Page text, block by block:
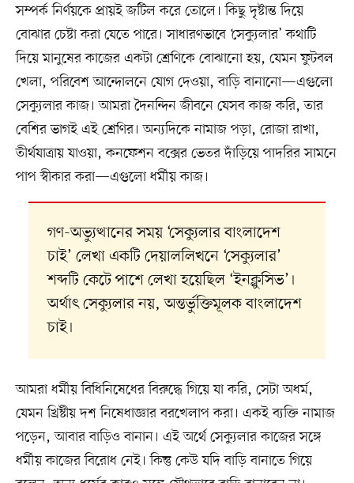
সম্পর্ক নির্ণয়কে প্রায়ই জটিল করে তোলে। কিছু দৃষ্টান্ত দিয়ে
বোঝার চেষ্টা করা যেতে পারে। সাধারণভাবে ‘সেক্যুলার’ কথাটি
দিয়ে মানুষের কাজের একটা শ্রেণিকে বোঝানো হয়, যেমন ফুটবল
খেলা, পরিবেশ আন্দোলনে যোগ দেওয়া, বাড়ি বানানো—এগুলো
সেক্যুলার কাজ। আমরা দৈনন্দিন জীবনে যেসব কাজ করি, তার
বেশির ভাগই এই শ্রেণির। অন্যদিকে নামাজ পড়া, রোজা রাখা,
তীর্থযাত্রায় যাওয়া, কনফেশন বক্সের ভেতর দাঁড়িয়ে পাদরির সামনে
পাপ স্বীকার করা—এগুলো ধর্মীয় কাজ।
গণ-অভ্যুত্থানের সময় ‘সেক্যুলার বাংলাদেশ
চাই’ লেখা একটি দেয়াললিখনে ‘সেক্যুলার’
শব্দটি কেটে পাশে লেখা হয়েছিল ‘ইনক্লুসিভ’।
অর্থাৎ সেক্যুলার নয়, অন্তর্ভুক্তিমূলক বাংলাদেশ
চাই।
আমরা ধর্মীয় বিধিনিষেধের বিরুদ্ধে গিয়ে যা করি, সেটা অধর্ম,
যেমন খ্রিষ্টীয় দশ নিষেধাজ্ঞার বরখেলাপ করা। একই ব্যক্তি নামাজ
পড়েন, আবার বাড়িও বানান। এই অর্থে সেক্যুলার কাজের সঙ্গে
ধর্মীয় কাজের বিরোধ নেই। কিন্তু কেউ যদি বাড়ি বানাতে গিয়ে